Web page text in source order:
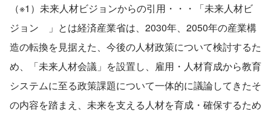
（※1）未来人材ビジョンからの引用・・・「未来人材ビ
ジョン　」とは経済産業省は、2030年、2050年の産業構
造の転換を見据えた、今後の人材政策について検討するた
め、「未来人材会議」を設置し、雇用・人材育成から教育
システムに至る政策課題について一体的に議論してきたそ
の内容を踏まえ、未来を支える人材を育成・確保するため